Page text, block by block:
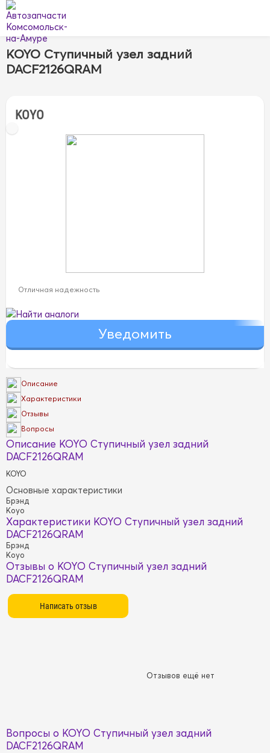
KOYO Ступичный узел задний
DACF2126QRAM
KOYO
Отличная надежность
Найти аналоги
Описание
Характеристики
Отзывы
Вопросы
Описание KOYO Ступичный узел задний
DACF2126QRAM
KOYO
Основные характеристики
Брэнд
Koyo
Характеристики KOYO Ступичный узел задний
DACF2126QRAM
Брэнд
Koyo
Отзывы о KOYO Ступичный узел задний
DACF2126QRAM
Отзывов ещё нет
Вопросы о KOYO Ступичный узел задний
DACF2126QRAM